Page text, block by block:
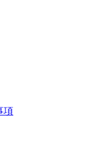
項